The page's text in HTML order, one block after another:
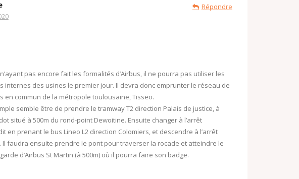
Répondre
pas encore fait les formalités d’Airbus, il ne pourra pas utiliser les
internes des usines le premier jour. Il devra donc emprunter le réseau de
en commun de la métropole toulousaine, Tisseo.
semble être de prendre le tramway T2 direction Palais de justice, à
situé à 500m du rond-point Dewoitine. Ensuite changer à l’arrêt
en prenant le bus Lineo L2 direction Colomiers, et descendre à l’arrêt
Il faudra ensuite prendre le pont pour traverser la rocade et atteindre le
d’Airbus St Martin (à 500m) où il pourra faire son badge.